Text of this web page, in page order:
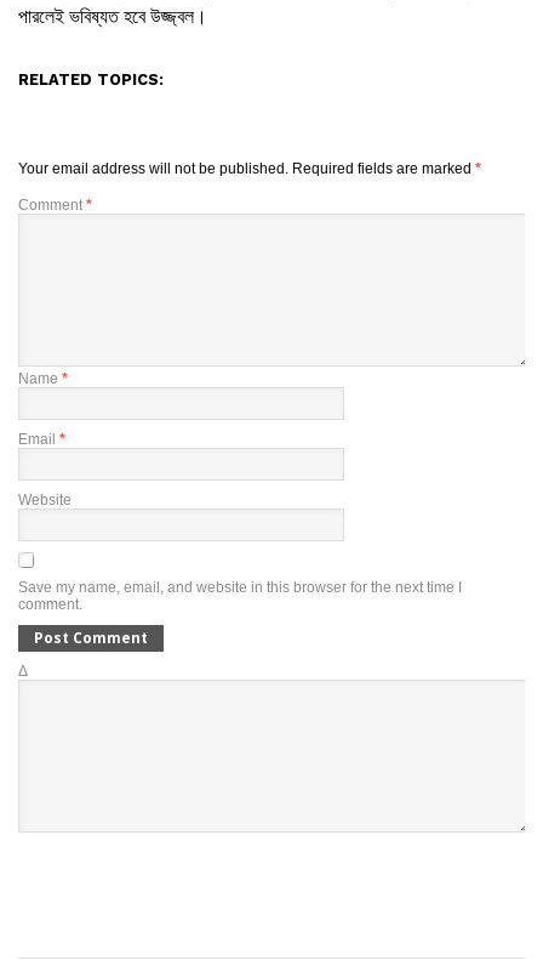
পারলেই ভবিষ্যত হবে উজ্জ্বল।
RELATED TOPICS:
Your email address will not be published. Required fields are marked *
Comment *
Name *
Email *
Website
Save my name, email, and website in this browser for the next time I
comment.
Δ